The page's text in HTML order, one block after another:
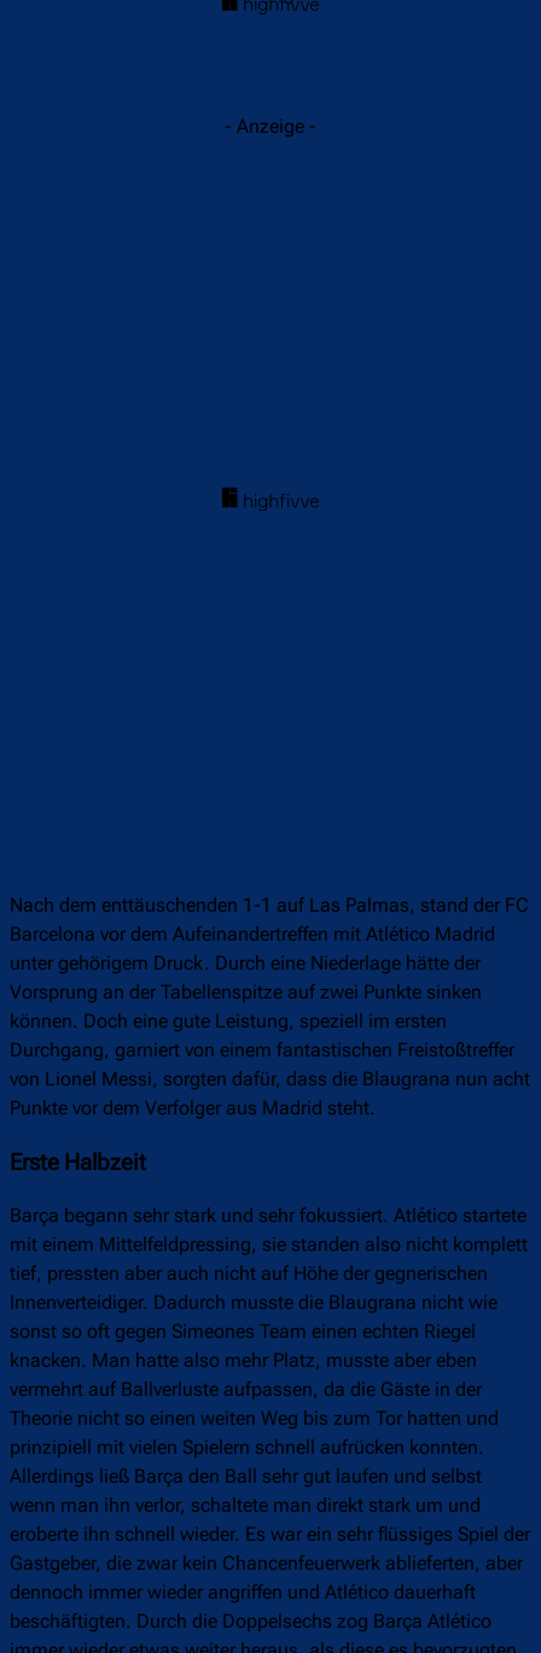
- Anzeige -
Nach dem enttäuschenden 1-1 auf Las Palmas, stand der FC
Barcelona vor dem Aufeinandertreffen mit Atlético Madrid
unter gehörigem Druck. Durch eine Niederlage hätte der
Vorsprung an der Tabellenspitze auf zwei Punkte sinken
können. Doch eine gute Leistung, speziell im ersten
Durchgang, garniert von einem fantastischen Freistoßtreffer
von Lionel Messi, sorgten dafür, dass die Blaugrana nun acht
Punkte vor dem Verfolger aus Madrid steht.
Erste Halbzeit
Barça begann sehr stark und sehr fokussiert. Atlético startete
mit einem Mittelfeldpressing, sie standen also nicht komplett
tief, pressten aber auch nicht auf Höhe der gegnerischen
Innenverteidiger. Dadurch musste die Blaugrana nicht wie
sonst so oft gegen Simeones Team einen echten Riegel
knacken. Man hatte also mehr Platz, musste aber eben
vermehrt auf Ballverluste aufpassen, da die Gäste in der
Theorie nicht so einen weiten Weg bis zum Tor hatten und
prinzipiell mit vielen Spielern schnell aufrücken konnten.
Allerdings ließ Barça den Ball sehr gut laufen und selbst
wenn man ihn verlor, schaltete man direkt stark um und
eroberte ihn schnell wieder. Es war ein sehr flüssiges Spiel der
Gastgeber, die zwar kein Chancenfeuerwerk ablieferten, aber
dennoch immer wieder angriffen und Atlético dauerhaft
beschäftigten. Durch die Doppelsechs zog Barça Atlético